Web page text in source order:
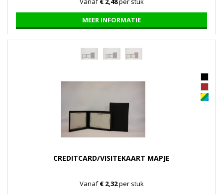
MEER INFORMATIE
CREDITCARD/VISITEKAART MAPJE
Vanaf€ 2,32per stuk